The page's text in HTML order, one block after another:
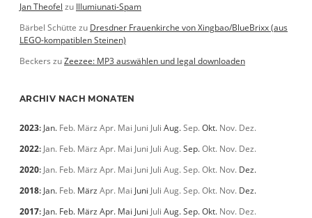
Jan Theofel zu Illumiunati-Spam
Bärbel Schütte zu Dresdner Frauenkirche von Xingbao/BlueBrixx (aus
LEGO-kompatiblen Steinen)
Beckers zuZeezee: MP3 auswählen und legal downloaden
ARCHIV NACH MONATEN
2023: Jan. Feb. März Apr. Mai Juni Juli Aug.Sep.Okt. Nov. Dez.
2022: Jan. Feb. März Apr. Mai Juni Juli Aug.Sep.Okt. Nov. Dez.
2020: Jan. Feb. März Apr. Mai Juni Juli Aug.Sep.Okt. Nov. Dez.
2018: Jan. Feb. März Apr. Mai Juni Juli Aug.Sep.Okt. Nov. Dez.
2017: Jan. Feb. März Apr. Mai Juni Juli Aug.Sep.Okt. Nov. Dez.